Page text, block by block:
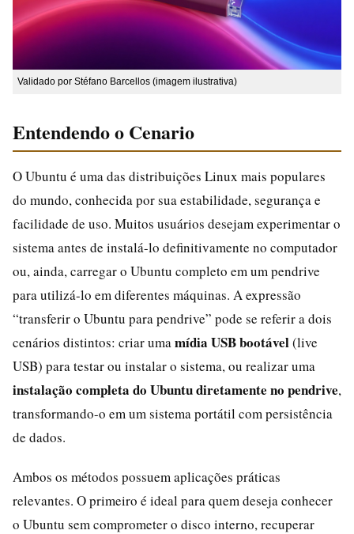
Validado por Stéfano Barcellos (imagem ilustrativa)
Entendendo o Cenario
O Ubuntu é uma das distribuições Linux mais populares
do mundo, conhecida por sua estabilidade, segurança e
facilidade de uso. Muitos usuários desejam experimentar o
sistema antes de instalá-lo definitivamente no computador
ou, ainda, carregar o Ubuntu completo em um pendrive
para utilizá-lo em diferentes máquinas. A expressão
“transferir o Ubuntu para pendrive” pode se referir a dois
cenários distintos: criar uma mídia USB bootável(live
USB) para testar ou instalar o sistema, ou realizar uma
instalação completa do Ubuntu diretamente no pendrive,
transformando-o em um sistema portátil com persistência
de dados.
Ambos os métodos possuem aplicações práticas
relevantes. O primeiro é ideal para quem deseja conhecer
o Ubuntu sem comprometer o disco interno, recuperar